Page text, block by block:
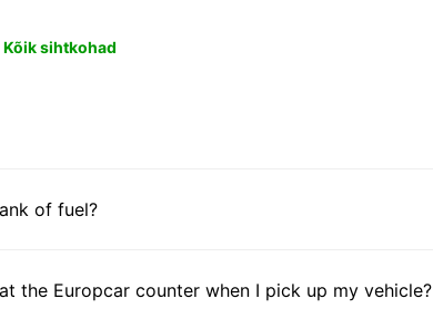
Kõik sihtkohad
of fuel?
the Europcar counter when I pick up my vehicle?